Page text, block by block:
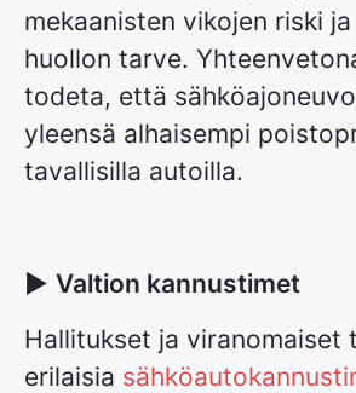
mekaanisten vikojen riski
huollon tarve.
todeta, että
yleensä alhaisempi
tavallisilla autoilla.
► Valtion kannustimet
Hallitukset ja viranomaiset
erilaisia